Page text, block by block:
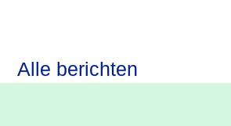
Alle berichten